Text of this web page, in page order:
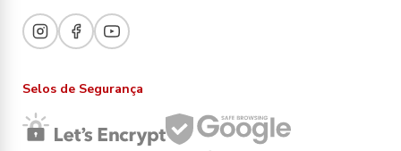
Selos de Segurança